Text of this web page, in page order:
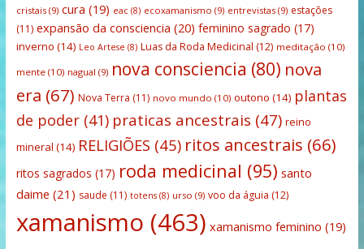
cristais(9) cura (19) eac(8) ecoxamanismo (9) entrevistas(9) estações
(11) expansão da consciencia (20) feminino sagrado (17)
inverno (14) Leo Artese (8) Luas da Roda Medicinal (12) meditação (10)
mente(10) nagual (9) nova consciencia (80) nova
era (67) Nova Terra (11) novo mundo (10) outono (14) plantas
de poder(41) praticas ancestrais (47) reino
mineral (14) RELIGIÕES (45) ritos ancestrais (66)
ritos sagrados (17) roda medicinal (95) santo
daime (21) saude (11) totens(8) urso (9) voo da águia (12)
xamanismo (463) xamanismo feminino (19)